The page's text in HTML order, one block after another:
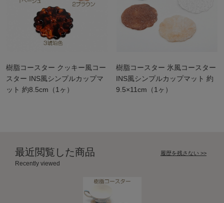
樹脂コースター クッキー風コー
スター INS風シンプルカップマ
ット 約8.5cm（1ヶ）
樹脂コースター 氷風コースター
INS風シンプルカップマット 約
9.5×11cm（1ヶ）
最近閲覧した商品
Recently viewed
履歴を残さない >>